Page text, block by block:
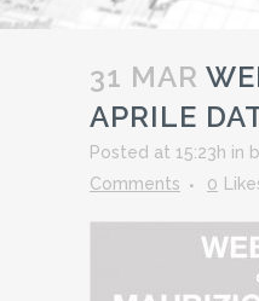
31 MAR
APRILE
Posted at 15:23h in
Comments
0